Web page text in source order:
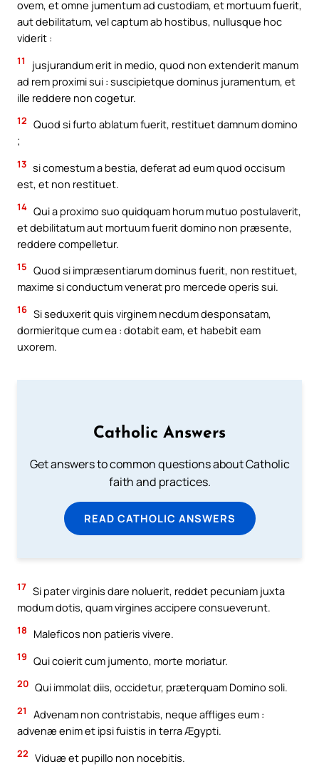
ovem, et omne jumentum ad custodiam, et mortuum fuerit,
aut debilitatum, vel captum ab hostibus, nullusque hoc
viderit :
11
jusjurandum erit in medio, quod non extenderit manum
ad rem proximi sui : suscipietque dominus juramentum, et
ille reddere non cogetur.
12 Quod si furto ablatum fuerit, restituet damnum domino
;
13 si comestum a bestia, deferat ad eum quod occisum
est, et non restituet.
14 Qui a proximo suo quidquam horum mutuo postulaverit,
et debilitatum aut mortuum fuerit domino non præsente,
reddere compelletur.
15 Quod si impræsentiarum dominus fuerit, non restituet,
maxime si conductum venerat pro mercede operis sui.
16 Si seduxerit quis virginem necdum desponsatam,
dormieritque cum ea : dotabit eam, et habebit eam
uxorem.
Catholic Answers
Get answers to common questions about Catholic
faith and practices.
READ CATHOLIC ANSWERS
17 Si pater virginis dare noluerit, reddet pecuniam juxta
modum dotis, quam virgines accipere consueverunt.
18 Maleficos non patieris vivere.
19 Qui coierit cum jumento, morte moriatur.
20 Qui immolat diis, occidetur, præterquam Domino soli.
21
Advenam non contristabis, neque affliges eum :
advenæ enim et ipsi fuistis in terra Ægypti.
22 Viduæ et pupillo non nocebitis.